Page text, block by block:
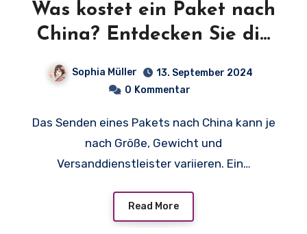
Was kostet ein Paket nach
China? Entdecken Sie die
überraschenden Preise und
Anbieter!
Sophia Müller
13. September 2024
0 Kommentar
Das Senden eines Pakets nach China kann je
nach Größe, Gewicht und
Versanddienstleister variieren. Ein…
Read More